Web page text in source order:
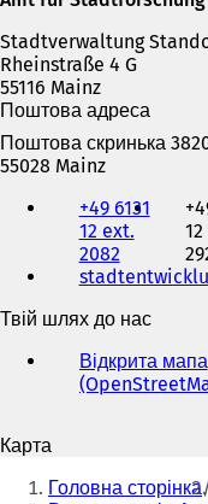
Stadtverwaltung
Rheinstraße 4 G
55116 Mainz
Поштова адреса
Поштова скринька
55028 Mainz
факс
електронної
+49 6131
12 ext.
2082
Твій шлях до нас
Відкрита мапа
Карта
Ти
Головна сторінка